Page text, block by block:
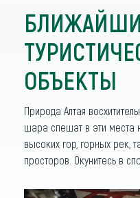
ОБЪЕКТЫ
Природа Алтая
шара спешат в эти места
высоких гор, горных рек,
просторов. Окунитесь в